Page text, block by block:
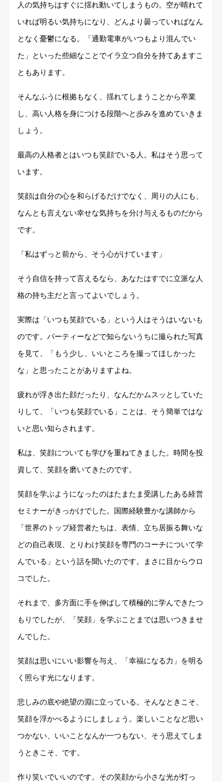
人の気持ちはすぐに揺れ動いてしまうもの。空が晴れて
いれば明るい気持ちになり、どんより曇っていればなん
となく憂鬱になる。「通勤電車がいつもより混んでい
た」といった些細なことでイラ立つ自分を持てあますこ
ともあります。
そんなふうに根拠もなく、揺れてしまうことから卒業
し、高い人格を身につける段階へと歩みを進めていきま
しょう。
最高の人格者とはいつも笑顔でいる人。私はそう思って
います。
笑顔は自分の心を和らげるだけでなく、周りの人にも、
なんとも言えない幸せな気持ちを分け与えるものだから
です。
「私はずっと前から、そう心がけています」
そう自信を持って言えるなら、あなたはすでに立派な人
格の持ち主だと言ってよいでしょう。
実際は「いつも笑顔でいる」という人はそうはいないも
のです。パーティーなどで知らないうちに撮られた写真
を見て、「もう少し、いいところを撮ってほしかった
な」と思ったことがありますよね。
疲れが浮き出た顔だったり、なんだかムスッとしていた
りして、「いつも笑顔でいる」ことは、そう簡単ではな
いと思い知らされます。
私は、笑顔についても学びを重ねてきました。時間を投
資して、笑顔を磨いてきたのです。
笑顔を学ぶようになったのはたまたま受講したある経営
セミナーがきっかけでした。国際経験豊かな講師から
「世界のトップ経営者たちは、表情、立ち居振る舞いな
どの自己表現、とりわけ笑顔を専門のコーチについて学
んでいる」という話を聞いたのです。まさに目からウロ
コでした。
それまで、多方面に手を伸ばして積極的に学んできたつ
もりでしたが、「笑顔」を学ぶことまでは思いつきませ
んでした。
笑顔は思いにいい影響を与え、「幸福になる力」を明る
く照らす光になります。
悲しみの底や絶望の淵に立っている。そんなときこそ、
笑顔を浮かべるようにしましょう。楽しいことなど思い
つかない、いいことなんか一つもない、そう思えてしま
うときこそ、です。
作り笑いでいいのです。その笑顔から小さな光が灯っ